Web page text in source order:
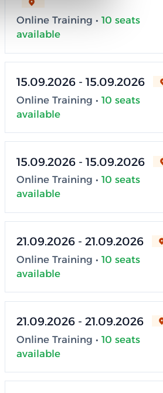
Online Training • 10 seats
available
15.09.2026 - 15.09.2026
Online Training • 10 seats
available
15.09.2026 - 15.09.2026
Online Training • 10 seats
available
21.09.2026 - 21.09.2026
Online Training • 10 seats
available
21.09.2026 - 21.09.2026
Online Training • 10 seats
available